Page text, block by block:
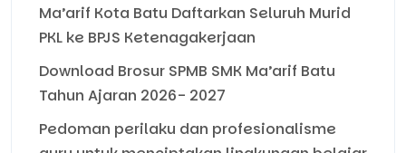
Ma’arif Kota Batu Daftarkan Seluruh Murid
PKL ke BPJS Ketenagakerjaan
Download Brosur SPMB SMK Ma’arif Batu
Tahun Ajaran 2026- 2027
Pedoman perilaku dan profesionalisme